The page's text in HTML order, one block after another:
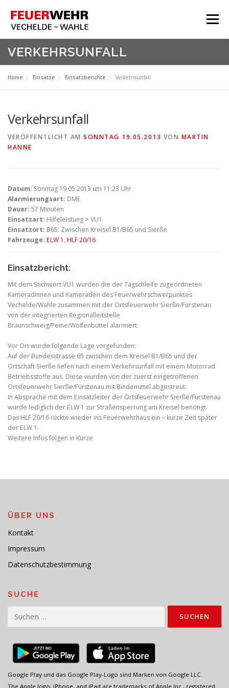
Inhalt
springen
Menü
HOME
VERKEHRSUNFALL
Home Einsätze Einsatzberichte Verkehrsunfall
Verkehrsunfall
VERÖFFENTLICHT AM SONNTAG 19.05.2013 VON MARTIN
HANNE
Datum: Sonntag 19.05.2013 um 11:23 Uhr
Alarmierungsart: DME
Dauer: 57 Minuten
Einsatzart: Hilfeleistung > VU1
Einsatzort: B65: Zwischen Kreisel B1/B65 und Sierße
Fahrzeuge: ELW 1 , HLF 20/16
Einsatzbericht:
Mit dem Stichwort VU1 wurden die der Tagschleife zugeordneten
Kameradinnen und Kameraden des Feuerwehrschwerpunktes
Vechelde/Wahle zusammen mit der Ortsfeuerwehr Sierße/Fürstenau
von der integrierten Regionalleitstelle
Braunschweig/Peine/Wolfenbüttel alarmiert.
Vor Ort wurde folgende Lage vorgefunden:
Auf der Bundesstrasse 65 zwischen dem Kreisel B1/B65 und der
Ortschaft Sierße liefen nach einem Verkehrsunfall mit einem Motorrad
Betriebsstoffe aus. Diese wurden von der zuerst eingetroffenen
Ortsfeuerwehr Sierße/Fürstenau mit Bindemittel abgestreut.
In Absprache mit dem Einsatzleiter der Ortsfeuerwehr Sierße/Fürstenau
wurde lediglich der ELW 1 zur Straßensperrung am Kreisel benötigt.
Das HLF 20/16 rückte wieder ins Feuerwehrhaus ein – kurze Zeit später
der ELW 1.
Weitere Infos folgen in Kürze
ÜBER UNS
Kontakt
Impressum
Datenschutzbestimmung
SUCHE
Google Play und das Google Play-Logo sind Marken von Google LLC.
The Apple logo, iPhone, and iPad are trademarks of Apple Inc., registered